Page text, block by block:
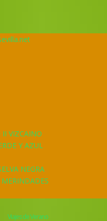
VIZCAINO
Y AZUL
NEGRA
Viajes de Verano